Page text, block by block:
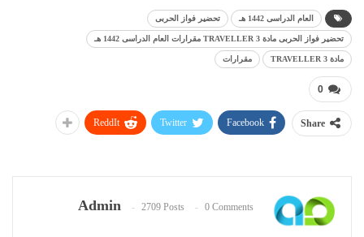
العام الدراسى 1442 هـ تحضير فواز الحربى
تحضير فواز الحربى مادة TRAVELLER 3 مقرارات العام الدراسى 1442 هـ
مادة TRAVELLER 3 مقرارات
0
Share
Facebook
Twitter
ReddIt
Admin 2709 Posts 0 Comments